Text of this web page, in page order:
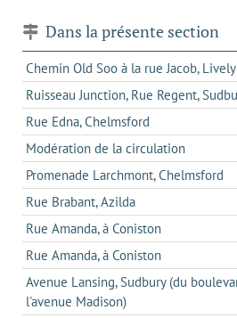
Dans la présente section
Chemin Old Soo à la rue Jacob, Lively
Ruisseau Junction, Rue Regent,
Rue Edna, Chelmsford
Modération de la circulation
Promenade Larchmont, Chelmsford
Rue Brabant, Azilda
Rue Amanda, à Coniston
Rue Amanda, à Coniston
Avenue Lansing, Sudbury (du
l'avenue Madison)